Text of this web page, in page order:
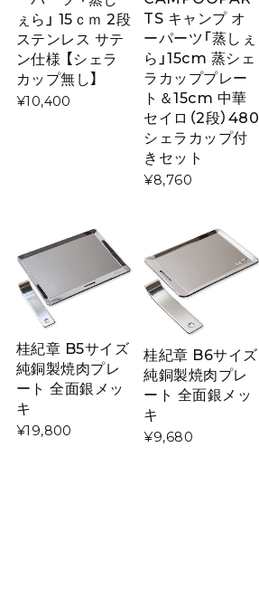
ぇら」 15ｃｍ 2段
ステンレス サテ
ン仕様 【シェラ
カップ無し】
¥10,400
TS キャンプ オ
ーパーツ「蒸しぇ
ら」15cm 蒸シェ
ラカッププレー
ト＆15cm 中華
セイロ（2段）480
シェラカップ付
きセット
¥8,760
桂紀章 B5サイズ
純銅製焼肉プレ
ート 全面銀メッ
キ
¥19,800
桂紀章 B6サイズ
純銅製焼肉プレ
ート 全面銀メッ
キ
¥9,680